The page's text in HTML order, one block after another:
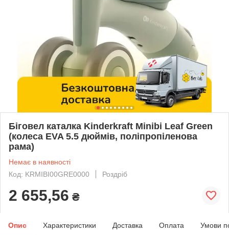
Біговел каталка Kinderkraft Minibi Leaf Green
(колеса EVA 5.5 дюймів, поліпропіленова
рама)
Немає в наявності
Код: KRMIBI00GRE0000
Роздріб
2 655,56 ₴
Опис Характеристики Доставка Оплата Умови